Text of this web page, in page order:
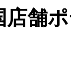
舗ポ